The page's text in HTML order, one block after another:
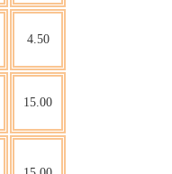
4.50
15.00